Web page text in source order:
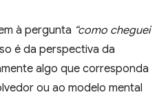
à pergunta “como cheguei
é da perspectiva da
algo que corresponda
ou ao modelo mental